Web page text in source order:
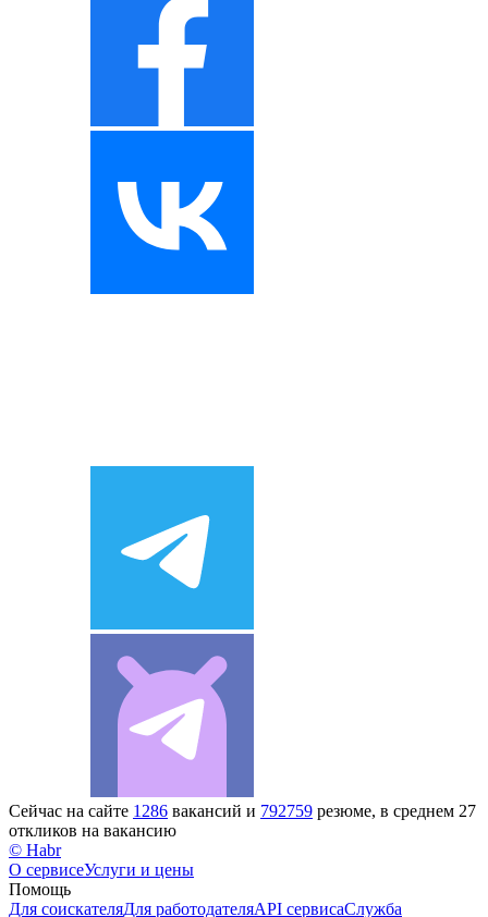
Сейчас на сайте 1286 вакансий и 792759 резюме, в среднем 27
откликов на вакансию
© Habr
О сервисеУслуги и цены
Помощь
Для соискателяДля работодателяAPI сервисаСлужба